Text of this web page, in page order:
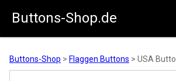
Zum Inhalt springen
Buttons-Shop.de
Buttons-Shop > Flaggen Buttons > USA